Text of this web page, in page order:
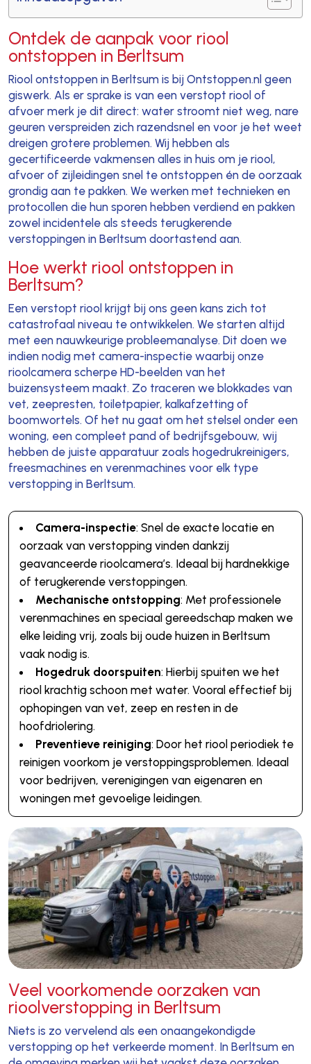
Ontdek de aanpak voor riool
ontstoppen in Berltsum
Riool ontstoppen in Berltsum is bij Ontstoppen.nl geen
giswerk. Als er sprake is van een verstopt riool of
afvoer merk je dit direct: water stroomt niet weg, nare
geuren verspreiden zich razendsnel en voor je het weet
dreigen grotere problemen. Wij hebben als
gecertificeerde vakmensen alles in huis om je riool,
afvoer of zijleidingen snel te ontstoppen én de oorzaak
grondig aan te pakken. We werken met technieken en
protocollen die hun sporen hebben verdiend en pakken
zowel incidentele als steeds terugkerende
verstoppingen in Berltsum doortastend aan.
Hoe werkt riool ontstoppen in
Berltsum?
Een verstopt riool krijgt bij ons geen kans zich tot
catastrofaal niveau te ontwikkelen. We starten altijd
met een nauwkeurige probleemanalyse. Dit doen we
indien nodig met camera-inspectie waarbij onze
rioolcamera scherpe HD-beelden van het
buizensysteem maakt. Zo traceren we blokkades van
vet, zeepresten, toiletpapier, kalkafzetting of
boomwortels. Of het nu gaat om het stelsel onder een
woning, een compleet pand of bedrijfsgebouw, wij
hebben de juiste apparatuur zoals hogedrukreinigers,
freesmachines en verenmachines voor elk type
verstopping in Berltsum.
Camera-inspectie: Snel de exacte locatie en
oorzaak van verstopping vinden dankzij
geavanceerde rioolcamera’s. Ideaal bij hardnekkige
of terugkerende verstoppingen.
Mechanische ontstopping: Met professionele
verenmachines en speciaal gereedschap maken we
elke leiding vrij, zoals bij oude huizen in Berltsum
vaak nodig is.
Hogedruk doorspuiten: Hierbij spuiten we het
riool krachtig schoon met water. Vooral effectief bij
ophopingen van vet, zeep en resten in de
hoofdriolering.
Preventieve reiniging: Door het riool periodiek te
reinigen voorkom je verstoppingsproblemen. Ideaal
voor bedrijven, verenigingen van eigenaren en
woningen met gevoelige leidingen.
Veel voorkomende oorzaken van
rioolverstopping in Berltsum
Niets is zo vervelend als een onaangekondigde
verstopping op het verkeerde moment. In Berltsum en